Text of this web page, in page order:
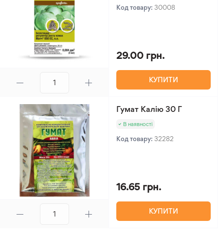
Код товару: 30008
29.00 грн.
КУПИТИ
Гумат Калію 30 Г
В наявності
Код товару: 32282
16.65 грн.
КУПИТИ